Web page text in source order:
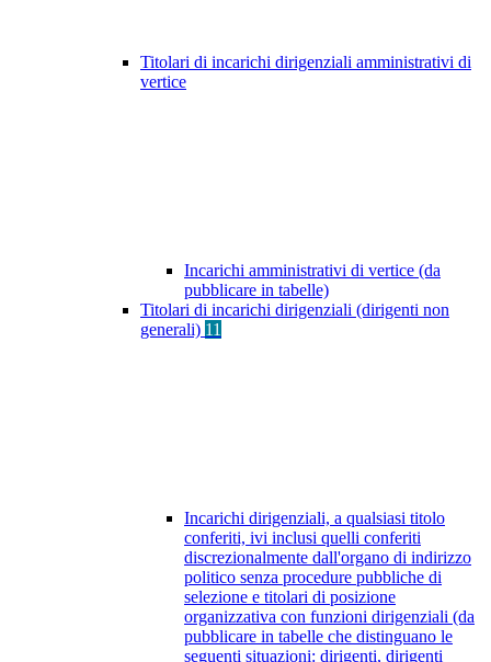
Titolari di incarichi dirigenziali amministrativi di
vertice
Incarichi amministrativi di vertice (da
pubblicare in tabelle)
Titolari di incarichi dirigenziali (dirigenti non
generali) 11
Incarichi dirigenziali, a qualsiasi titolo
conferiti, ivi inclusi quelli conferiti
discrezionalmente dall'organo di indirizzo
politico senza procedure pubbliche di
selezione e titolari di posizione
organizzativa con funzioni dirigenziali (da
pubblicare in tabelle che distinguano le
seguenti situazioni: dirigenti, dirigenti